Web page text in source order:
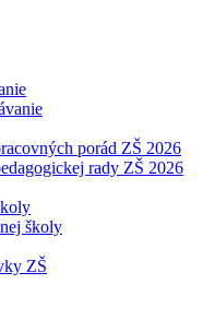
porád ZŠ 2026
rady ZŠ 2026
školy
ZŠ